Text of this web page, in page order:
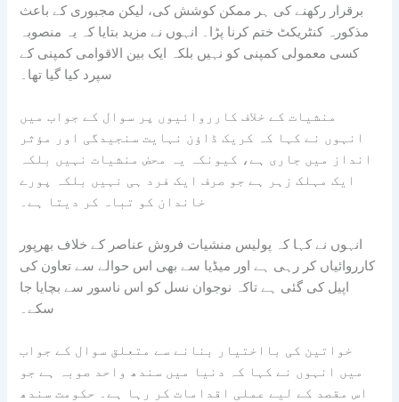
برقرار رکھنے کی ہر ممکن کوشش کی، لیکن مجبوری کے باعث
مذکورہ کنٹریکٹ ختم کرنا پڑا۔ انہوں نے مزید بتایا کہ یہ منصوبہ
کسی معمولی کمپنی کو نہیں بلکہ ایک بین الاقوامی کمپنی کے
سپرد کیا گیا تھا۔
منشیات کے خلاف کارروائیوں پر سوال کے جواب میں
انہوں نے کہا کہ کریک ڈاؤن نہایت سنجیدگی اور مؤثر
انداز میں جاری ہے، کیونکہ یہ محض منشیات نہیں بلکہ
ایک مہلک زہر ہے جو صرف ایک فرد ہی نہیں بلکہ پورے
خاندان کو تباہ کر دیتا ہے۔
انہوں نے کہا کہ پولیس منشیات فروش عناصر کے خلاف بھرپور
کارروائیاں کر رہی ہے اور میڈیا سے بھی اس حوالے سے تعاون کی
اپیل کی گئی ہے تاکہ نوجوان نسل کو اس ناسور سے بچایا جا
سکے۔
خواتین کی بااختیار بنانے سے متعلق سوال کے جواب
میں انہوں نے کہا کہ دنیا میں سندھ واحد صوبہ ہے جو
اس مقصد کے لیے عملی اقدامات کر رہا ہے۔ حکومت سندھ